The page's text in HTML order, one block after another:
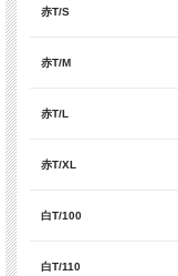
赤T/S
赤T/M
赤T/L
赤T/XL
白T/100
白T/110